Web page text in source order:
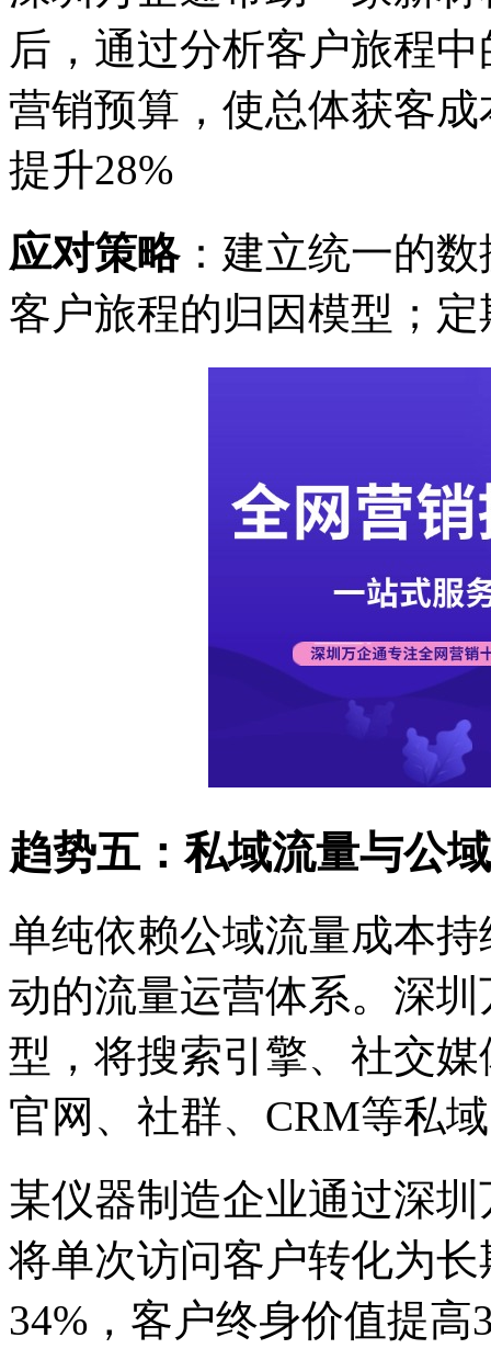
后，通过分析客户旅程中
营销预算，使总体获客
提升28%
应对策略：建立统一的
客户旅程的归因模型；
趋势五：私域流量与公
单纯依赖公域流量成本
动的流量运营体系。深
型，将搜索引擎、社交
官网、社群、CRM等私
某仪器制造企业通过深
将单次访问客户转化为
34%，客户终身价值提高